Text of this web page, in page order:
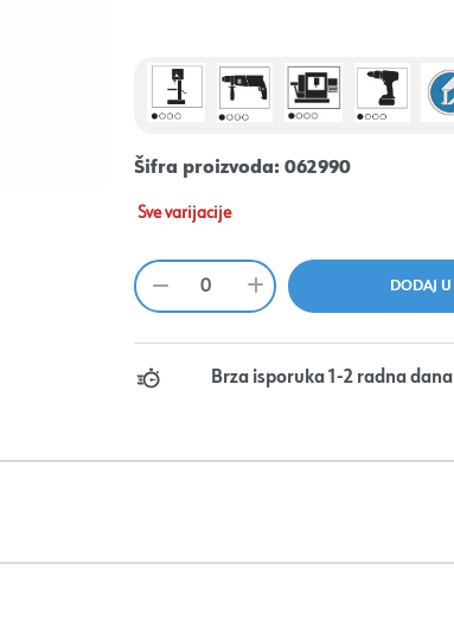
Šifra proizvoda: 062990
Sve varijacije
Brza isporuka 1-2 radna dana